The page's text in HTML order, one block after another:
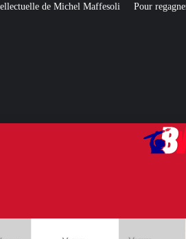
Pour regagner son influence en Afrique, le